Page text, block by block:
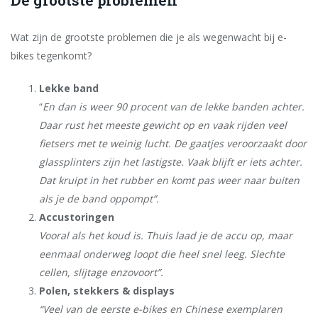
Wat zijn de grootste problemen die je als wegenwacht bij e-
bikes tegenkomt?
Lekke band
“En dan is weer 90 procent van de lekke banden achter.
Daar rust het meeste gewicht op en vaak rijden veel
fietsers met te weinig lucht. De gaatjes veroorzaakt door
glassplinters zijn het lastigste. Vaak blijft er iets achter.
Dat kruipt in het rubber en komt pas weer naar buiten
als je de band oppompt”.
Accustoringen
Vooral als het koud is. Thuis laad je de accu op, maar
eenmaal onderweg loopt die heel snel leeg. Slechte
cellen, slijtage enzovoort”.
Polen, stekkers & displays
“Veel van de eerste e-bikes en Chinese exemplaren